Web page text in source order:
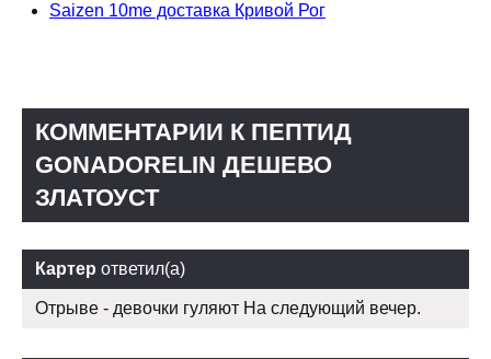
Saizen 10me доставка Кривой Рог
КОММЕНТАРИИ К ПЕПТИД
GONADORELIN ДЕШЕВО
ЗЛАТОУСТ
Картер ответил(а)
Отрыве - девочки гуляют На следующий вечер.